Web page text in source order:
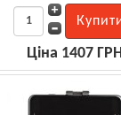
Ціна 1407